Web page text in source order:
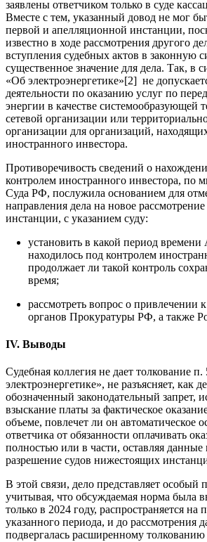
заявлены ответчиком только в суде
Вместе с тем, указанный довод не мог
первой и апелляционной инстанции,
известно в ходе рассмотрения другого
вступления судебных актов в законную
существенное значение для дела. Так, в
«Об электроэнергетике»[2] не
деятельности по оказанию услуг по
энергии в качестве системообразующей
сетевой организации или
организации для организаций,
иностранного инвестора.
Противоречивость сведений о
контролем иностранного инвестора, по
Суда РФ, послужила основанием для
направления дела на новое
инстанции, с указанием суду:
установить в какой период
находилось под контролем
продолжает ли такой контроль
время;
рассмотреть вопрос о привлечении
органов Прокуратуры РФ, а также
IV. Выводы
Судебная коллегия не дает толкование
электроэнергетике», не разъясняет, как
обозначенный законодательный запрет,
взыскание платы за фактическое
объеме, повлечет ли он автоматическое
ответчика от обязанности оплачивать
полностью или в части, оставляя данные
разрешение судов нижестоящих
В этой связи, дело представляет особый
учитывая, что обсуждаемая норма была
только в 2024 году, распространяется на
указанного периода, и до рассмотрения
подвергалась расширенному толкованию